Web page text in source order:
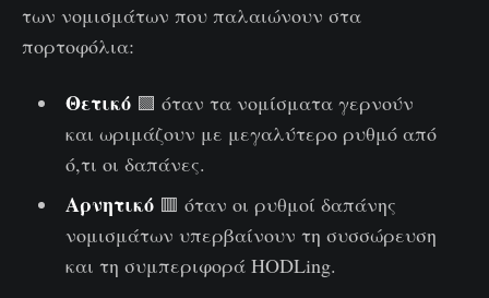
των νομισμάτων που παλαιώνουν στα
πορτοφόλια:
Θετικό 🟩 όταν τα νομίσματα γερνούν
και ωριμάζουν με μεγαλύτερο ρυθμό από
ό,τι οι δαπάνες.
Αρνητικό🟥 όταν οι ρυθμοί δαπάνης
νομισμάτων υπερβαίνουν τη συσσώρευση
και τη συμπεριφορά HODLing.